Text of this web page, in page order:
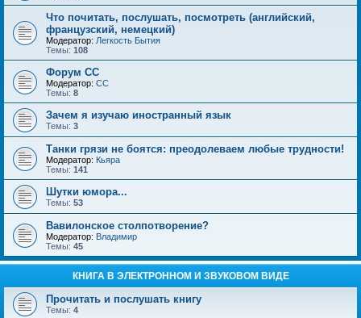
Что почитать, послушать, посмотреть (английский,
французский, немецкий)
Модератор: Легкость Бытия
Темы: 108
Форум СС
Модератор: CC
Темы: 8
Зачем я изучаю иностранный язык
Темы: 3
Танки грязи не боятся: преодолеваем любые трудности!
Модератор: Кьяра
Темы: 141
Шутки юмора...
Темы: 53
Вавилонское столпотворение?
Модератор: Владимир
Темы: 45
КНИГА В ЭЛЕКТРОННОМ И ЗВУКОВОМ ВИДЕ
Прочитать и послушать книгу
Темы: 4